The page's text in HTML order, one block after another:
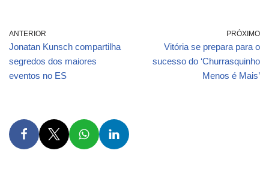
ANTERIOR
Jonatan Kunsch compartilha
segredos dos maiores
eventos no ES
PRÓXIMO
Vitória se prepara para o
sucesso do ‘Churrasquinho
Menos é Mais’